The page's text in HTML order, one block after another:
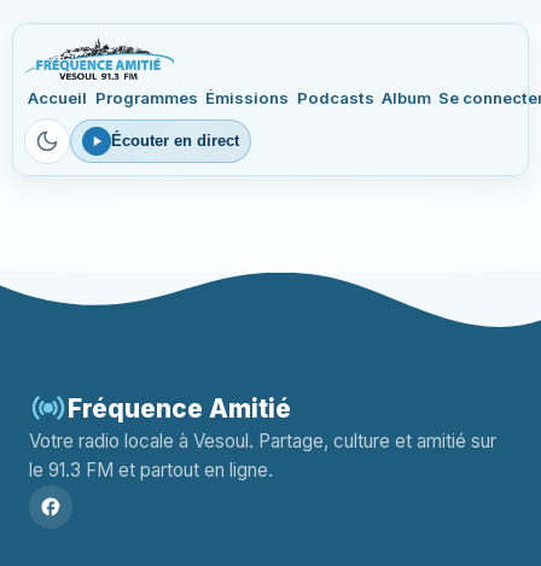
Accueil Programmes Émissions Podcasts Album Se
Écouter en direct
Fréquence Amitié
Votre radio locale à Vesoul. Partage, culture et amitié sur
le 91.3 FM et partout en ligne.